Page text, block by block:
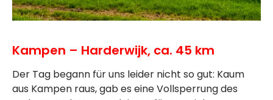
Kampen – Harderwijk, ca. 45 km
Der Tag begann für uns leider nicht so gut: Kaum
aus Kampen raus, gab es eine Vollsperrung des